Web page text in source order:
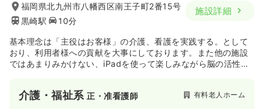
福岡県北九州市八幡西区南王子町2番15号
黒崎駅
10分
施設詳細
基本理念は「主役はお客様」の介護、看護を実践する。として
おり、利用者様への貢献を大事にしております。また他の施設
ではあまりみかけない、iPadを使って楽しみながら脳の活性化
介護・福祉系正・准看護師 有料老人ホーム